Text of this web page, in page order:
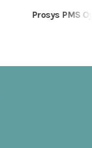
Prosys PMS Oy